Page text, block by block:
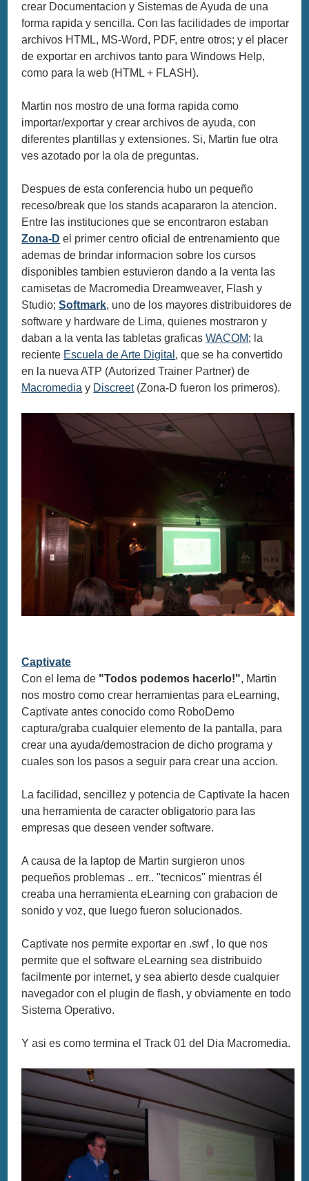
crear Documentacion y Sistemas de Ayuda de una
forma rapida y sencilla. Con las facilidades de importar
archivos HTML, MS-Word, PDF, entre otros; y el placer
de exportar en archivos tanto para Windows Help,
como para la web (HTML + FLASH).
Martin nos mostro de una forma rapida como
importar/exportar y crear archivos de ayuda, con
diferentes plantillas y extensiones. Si, Martin fue otra
ves azotado por la ola de preguntas.
Despues de esta conferencia hubo un pequeño
receso/break que los stands acapararon la atencion.
Entre las instituciones que se encontraron estaban
Zona-D el primer centro oficial de entrenamiento que
ademas de brindar informacion sobre los cursos
disponibles tambien estuvieron dando a la venta las
camisetas de Macromedia Dreamweaver, Flash y
Studio;Softmark, uno de los mayores distribuidores de
software y hardware de Lima, quienes mostraron y
daban a la venta las tabletas graficasWACOM; la
reciente Escuela de Arte Digital , que se ha convertido
en la nueva ATP (Autorized Trainer Partner) de
Macromedia y Discreet(Zona-D fueron los primeros).
Captivate
Con el lema de "Todos podemos hacerlo!", Martin
nos mostro como crear herramientas para eLearning,
Captivate antes conocido como RoboDemo
captura/graba cualquier elemento de la pantalla, para
crear una ayuda/demostracion de dicho programa y
cuales son los pasos a seguir para crear una accion.
La facilidad, sencillez y potencia de Captivate la hacen
una herramienta de caracter obligatorio para las
empresas que deseen vender software.
A causa de la laptop de Martin surgieron unos
pequeños problemas .. err.. "tecnicos" mientras él
creaba una herramienta eLearning con grabacion de
sonido y voz, que luego fueron solucionados.
Captivate nos permite exportar en .swf , lo que nos
permite que el software eLearning sea distribuido
facilmente por internet, y sea abierto desde cualquier
navegador con el plugin de flash, y obviamente en todo
Sistema Operativo.
Y asi es como termina el Track 01 del Dia Macromedia.